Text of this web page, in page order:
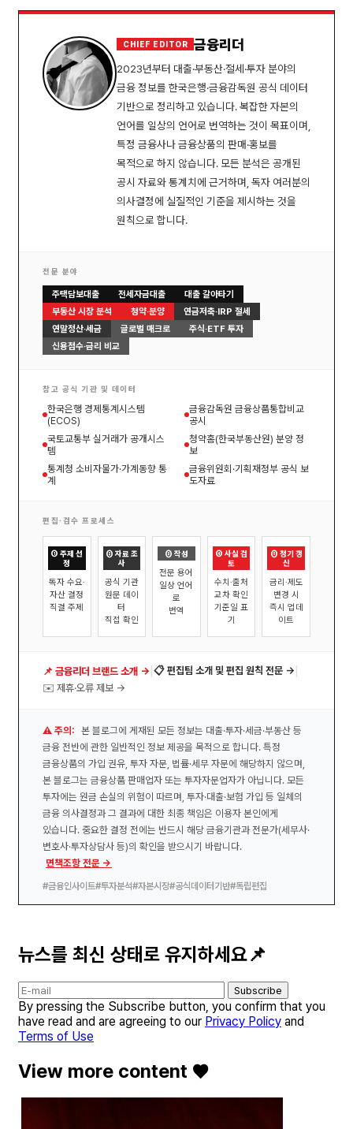
CHIEF EDITOR 금융리더
2023년부터 대출·부동산·절세·투자 분야의
금융 정보를 한국은행·금융감독원 공식 데이터
기반으로 정리하고 있습니다. 복잡한 자본의
언어를 일상의 언어로 번역하는 것이 목표이며,
특정 금융사나 금융상품의 판매·홍보를
목적으로 하지 않습니다. 모든 분석은 공개된
공시 자료와 통계치에 근거하며, 독자 여러분의
의사결정에 실질적인 기준을 제시하는 것을
원칙으로 합니다.
전문 분야
주택담보대출 전세자금대출
대출 갈아타기
부동산 시장 분석
청약·분양
연금저축·IRP 절세
연말정산·세금
글로벌 매크로
주식·ETF 투자
신용점수·금리 비교
참고 공식 기관 및 데이터
한국은행 경제통계시스템
(ECOS)
금융감독원 금융상품통합비교
공시
국토교통부 실거래가 공개시스
템
청약홈(한국부동산원) 분양 정
보
통계청 소비자물가·가계동향 통
계
금융위원회·기획재정부 공식 보
도자료
편집·검수 프로세스
① 주제 선
정
독자 수요·
자산 결정
직결 주제
② 자료 조
사
공식 기관
원문 데이
터
직접 확인
③ 작성
전문 용어
일상 언어
로
번역
④ 사실 검
토
수치·출처
교차 확인
기준일 표
기
⑤ 정기 갱
신
금리·제도
변경 시
즉시 업데
이트
📌 금융리더 브랜드 소개 → 📋 편집팀 소개 및 편집 원칙 전문 →
✉️ 제휴·오류 제보 →
⚠️ 주의: 본 블로그에 게재된 모든 정보는 대출·투자·세금·부동산 등
금융 전반에 관한 일반적인 정보 제공을 목적으로 합니다. 특정
금융상품의 가입 권유, 투자 자문, 법률·세무 자문에 해당하지 않으며,
본 블로그는 금융상품 판매업자 또는 투자자문업자가 아닙니다. 모든
투자에는 원금 손실의 위험이 따르며, 투자·대출·보험 가입 등 일체의
금융 의사결정과 그 결과에 대한 최종 책임은 이용자 본인에게
있습니다. 중요한 결정 전에는 반드시 해당 금융기관과 전문가(세무사·
변호사·투자상담사 등)의 확인을 받으시기 바랍니다.
면책조항 전문 →
#금융인사이트#투자분석#자본시장#공식데이터기반#독립편집
뉴스를 최신 상태로 유지하세요📌
Subscribe
By pressing the Subscribe button, you confirm that you
have read and are agreeing to our Privacy Policy and
Terms of Use
View more content ♥️